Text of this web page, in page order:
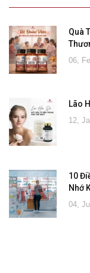
Quà
06,
Lão
12,
10
Nhớ
04,